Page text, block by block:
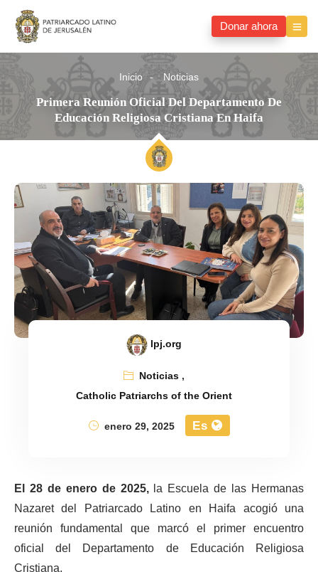
Donar ahora
Inicio Noticias
Primera Reunión Oficial Del Departamento De
Educación Religiosa Cristiana En Haifa
lpj.org
Noticias,
Catholic Patriarchs of the Orient
enero 29, 2025
Es
El 28 de enero de 2025,la Escuela de las Hermanas
Nazaret del Patriarcado Latino en Haifa acogió una
reunión fundamental que marcó el primer encuentro
oficial del Departamento de Educación Religiosa